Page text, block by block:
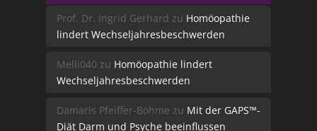
Prof. Dr. Ingrid Gerhard zu Homöopathie
lindert Wechseljahresbeschwerden
Melli040 zu Homöopathie lindert
Wechseljahresbeschwerden
Damaris Pfeiffer-Böhme zu Mit der GAPS™-
Diät Darm und Psyche beeinflussen